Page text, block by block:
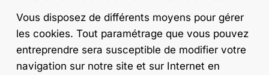
Vous disposez de différents moyens pour gérer
les cookies. Tout paramétrage que vous pouvez
entreprendre sera susceptible de modifier votre
navigation sur notre site et sur Internet en